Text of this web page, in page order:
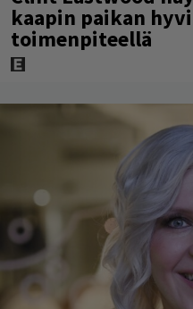
kaapin paikan
toimenpiteellä